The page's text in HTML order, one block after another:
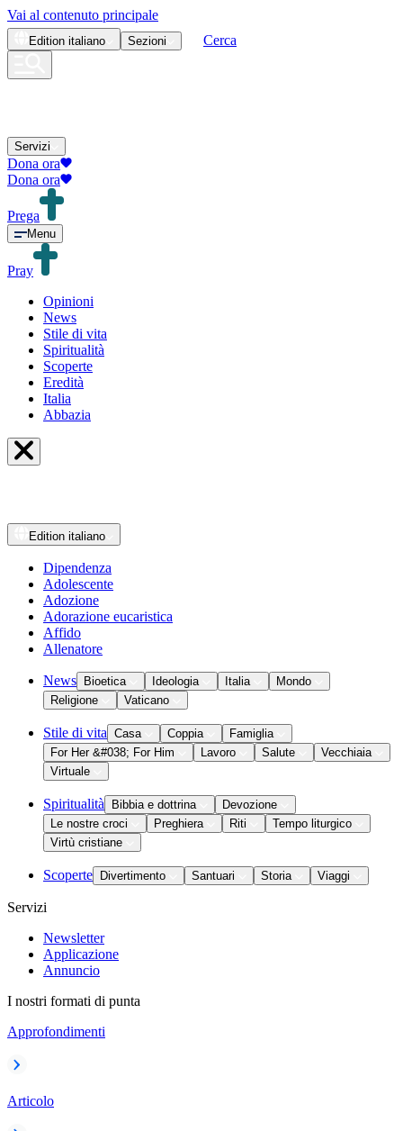
Vai al contenuto principale
Edition italiano Sezioni Cerca
Servizi
Dona ora
Dona ora
Prega
Menu
Pray
Opinioni
News
Stile di vita
Spiritualità
Scoperte
Eredità
Italia
Abbazia
Edition italiano
Dipendenza
Adolescente
Adozione
Adorazione eucaristica
Affido
Allenatore
News Bioetica Ideologia Italia
Mondo
Religione
Vaticano
Stile di vita Casa Coppia
Famiglia
For Her &#038; For Him
Lavoro Salute
Vecchiaia
Virtuale
Spiritualità Bibbia e dottrina
Devozione
Le nostre croci
Preghiera Riti
Tempo liturgico
Virtù cristiane
Scoperte Divertimento Santuari Storia Viaggi
Servizi
Newsletter
Applicazione
Annuncio
I nostri formati di punta
Approfondimenti
Articolo